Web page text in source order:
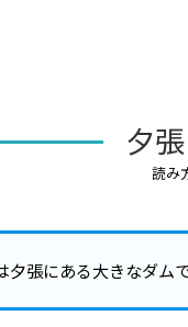
夕
読み
夕張にある大きなダム